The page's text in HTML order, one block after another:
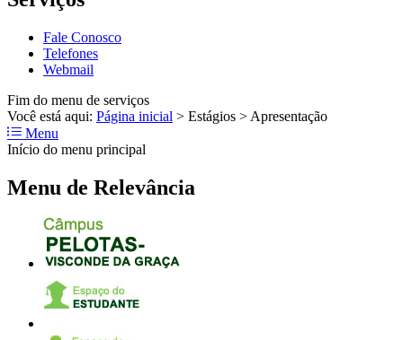
Fale Conosco
Telefones
Webmail
Fim do menu de serviços
Você está aqui: Página inicial > Estágios > Apresentação
Menu
Início do menu principal
Menu de Relevância